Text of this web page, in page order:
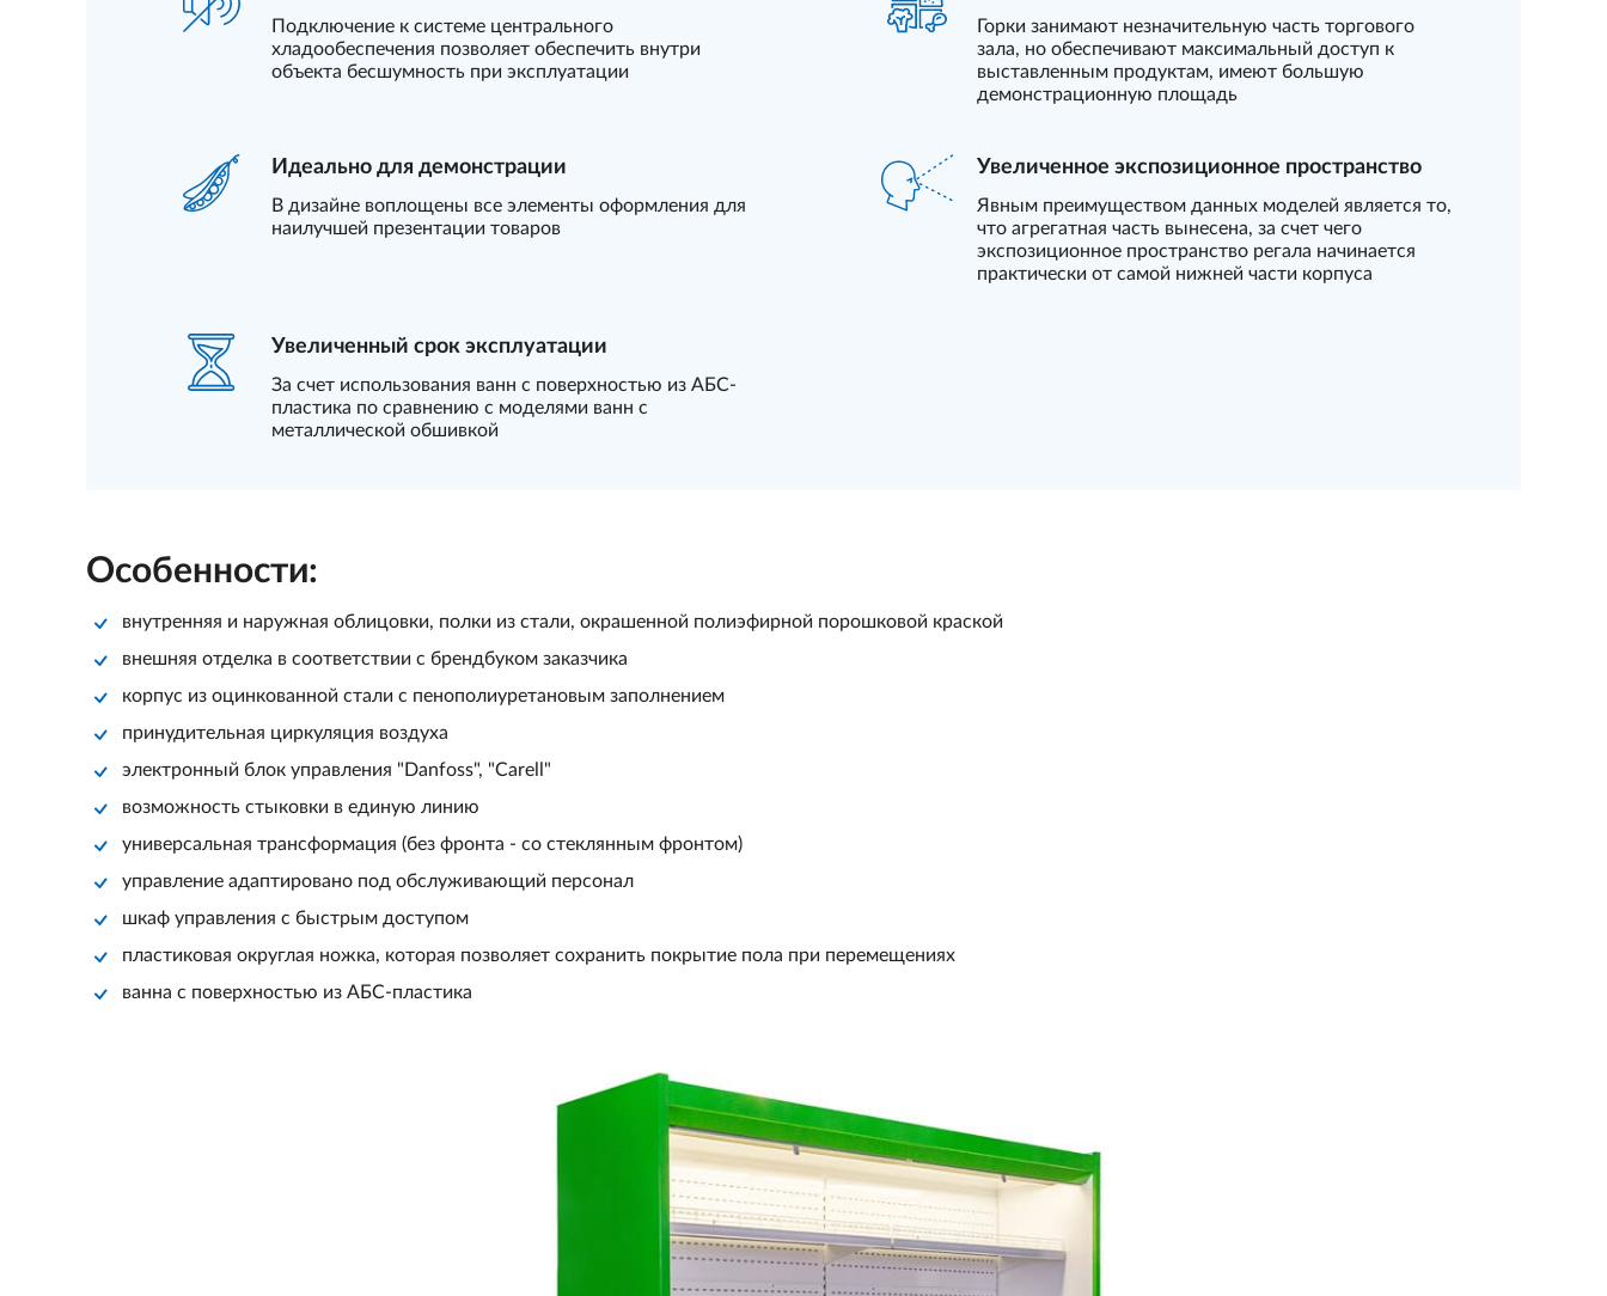
Подключение к системе центрального
хладообеспечения позволяет обеспечить внутри
объекта бесшумность при эксплуатации
Горки занимают незначительную часть торгового
зала, но обеспечивают максимальный доступ к
выставленным продуктам, имеют большую
демонстрационную площадь
Идеально для демонстрации
В дизайне воплощены все элементы оформления для
наилучшей презентации товаров
Увеличенное экспозиционное пространство
Явным преимуществом данных моделей является то,
что агрегатная часть вынесена, за счет чего
экспозиционное пространство регала начинается
практически от самой нижней части корпуса
Увеличенный срок эксплуатации
За счет использования ванн с поверхностью из АБС-
пластика по сравнению с моделями ванн с
металлической обшивкой
Особенности:
внутренняя и наружная облицовки, полки из стали, окрашенной полиэфирной порошковой краской
внешняя отделка в соответствии с брендбуком заказчика
корпус из оцинкованной стали с пенополиуретановым заполнением
принудительная циркуляция воздуха
электронный блок управления "Danfoss", "Carell"
возможность стыковки в единую линию
универсальная трансформация (без фронта - со стеклянным фронтом)
управление адаптировано под обслуживающий персонал
шкаф управления с быстрым доступом
пластиковая округлая ножка, которая позволяет сохранить покрытие пола при перемещениях
ванна с поверхностью из АБС-пластика